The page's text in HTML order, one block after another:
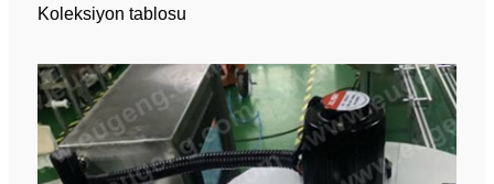
Koleksiyon tablosu